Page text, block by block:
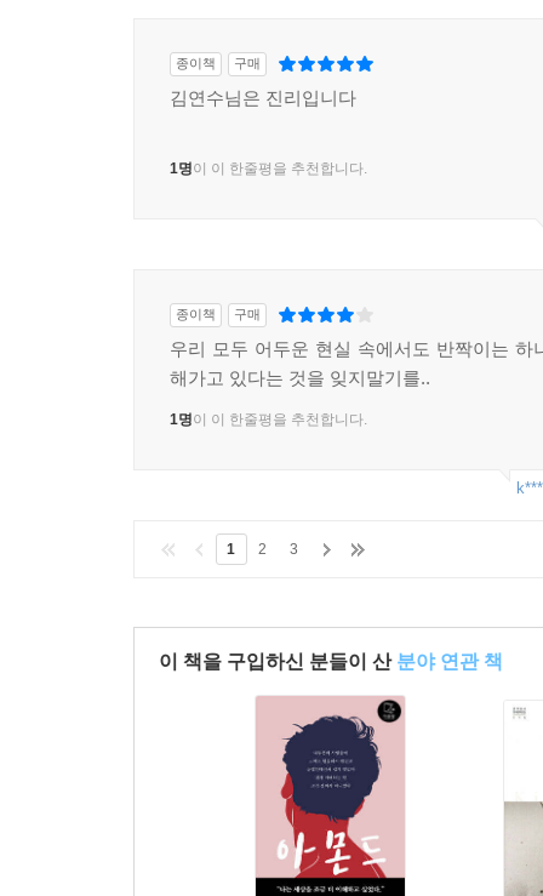
종이책 구매
김연수님은 진리입니다
1명이 이 한줄평을 추천합니다.
종이책 구매
우리 모두 어두운 현실 속에서도 반짝이는 하
해가고 있다는 것을 잊지말기를..
1명이 이 한줄평을 추천합니다.
1 2 3
이 책을 구입하신 분들이 산 분야 연관 책